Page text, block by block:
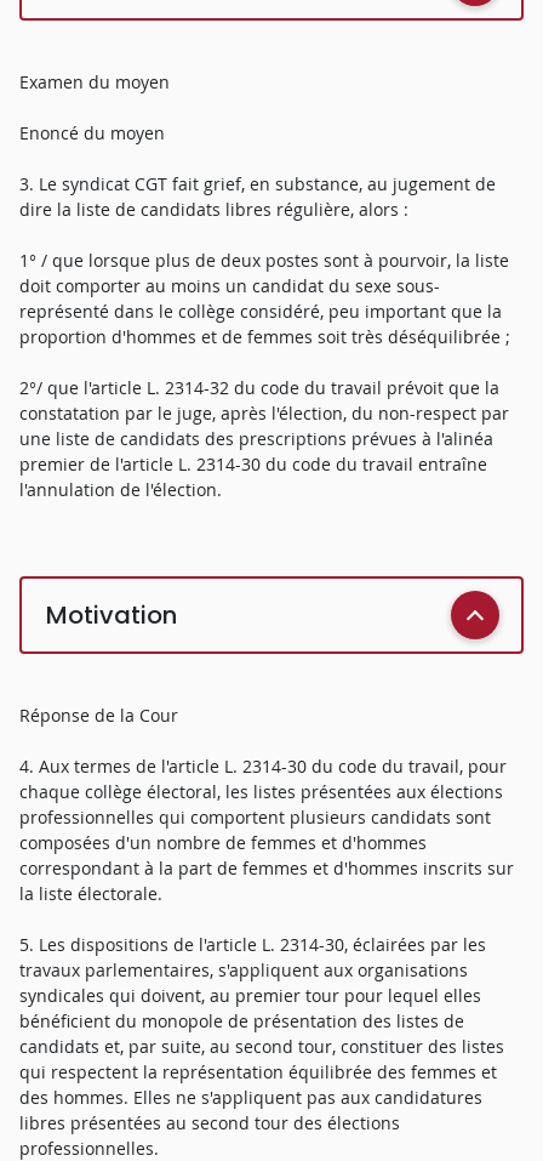
Examen du moyen
Enoncé du moyen
3. Le syndicat CGT fait grief, en substance, au jugement de
dire la liste de candidats libres régulière, alors :
1° / que lorsque plus de deux postes sont à pourvoir, la liste
doit comporter au moins un candidat du sexe sous-
représenté dans le collège considéré, peu important que la
proportion d'hommes et de femmes soit très déséquilibrée ;
2°/ que l'article L. 2314-32 du code du travail prévoit que la
constatation par le juge, après l'élection, du non-respect par
une liste de candidats des prescriptions prévues à l'alinéa
premier de l'article L. 2314-30 du code du travail entraîne
l'annulation de l'élection.
Motivation
Réponse de la Cour
4. Aux termes de l'article L. 2314-30 du code du travail, pour
chaque collège électoral, les listes présentées aux élections
professionnelles qui comportent plusieurs candidats sont
composées d'un nombre de femmes et d'hommes
correspondant à la part de femmes et d'hommes inscrits sur
la liste électorale.
5. Les dispositions de l'article L. 2314-30, éclairées par les
travaux parlementaires, s'appliquent aux organisations
syndicales qui doivent, au premier tour pour lequel elles
bénéficient du monopole de présentation des listes de
candidats et, par suite, au second tour, constituer des listes
qui respectent la représentation équilibrée des femmes et
des hommes. Elles ne s'appliquent pas aux candidatures
libres présentées au second tour des élections
professionnelles.